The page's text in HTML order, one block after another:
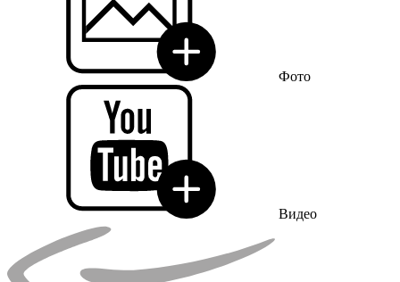
Фото
Видео